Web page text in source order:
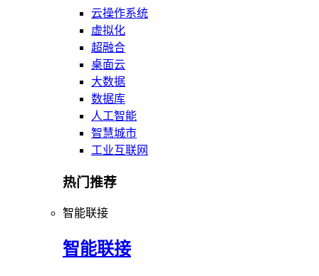
云操作系统
虚拟化
超融合
桌面云
大数据
数据库
人工智能
智慧城市
工业互联网
热门推荐
智能联接
智能联接